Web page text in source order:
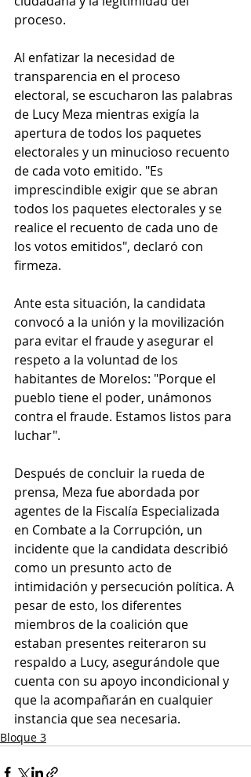
proceso.
Al enfatizar la necesidad de
transparencia en el proceso
electoral, se escucharon las palabras
de Lucy Meza mientras exigía la
apertura de todos los paquetes
electorales y un minucioso recuento
de cada voto emitido. "Es
imprescindible exigir que se abran
todos los paquetes electorales y se
realice el recuento de cada uno de
los votos emitidos", declaró con
firmeza.
Ante esta situación, la candidata
convocó a la unión y la movilización
para evitar el fraude y asegurar el
respeto a la voluntad de los
habitantes de Morelos: "Porque el
pueblo tiene el poder, unámonos
contra el fraude. Estamos listos para
luchar".
Después de concluir la rueda de
prensa, Meza fue abordada por
agentes de la Fiscalía Especializada
en Combate a la Corrupción, un
incidente que la candidata describió
como un presunto acto de
intimidación y persecución política. A
pesar de esto, los diferentes
miembros de la coalición que
estaban presentes reiteraron su
respaldo a Lucy, asegurándole que
cuenta con su apoyo incondicional y
que la acompañarán en cualquier
instancia que sea necesaria.
Bloque 3